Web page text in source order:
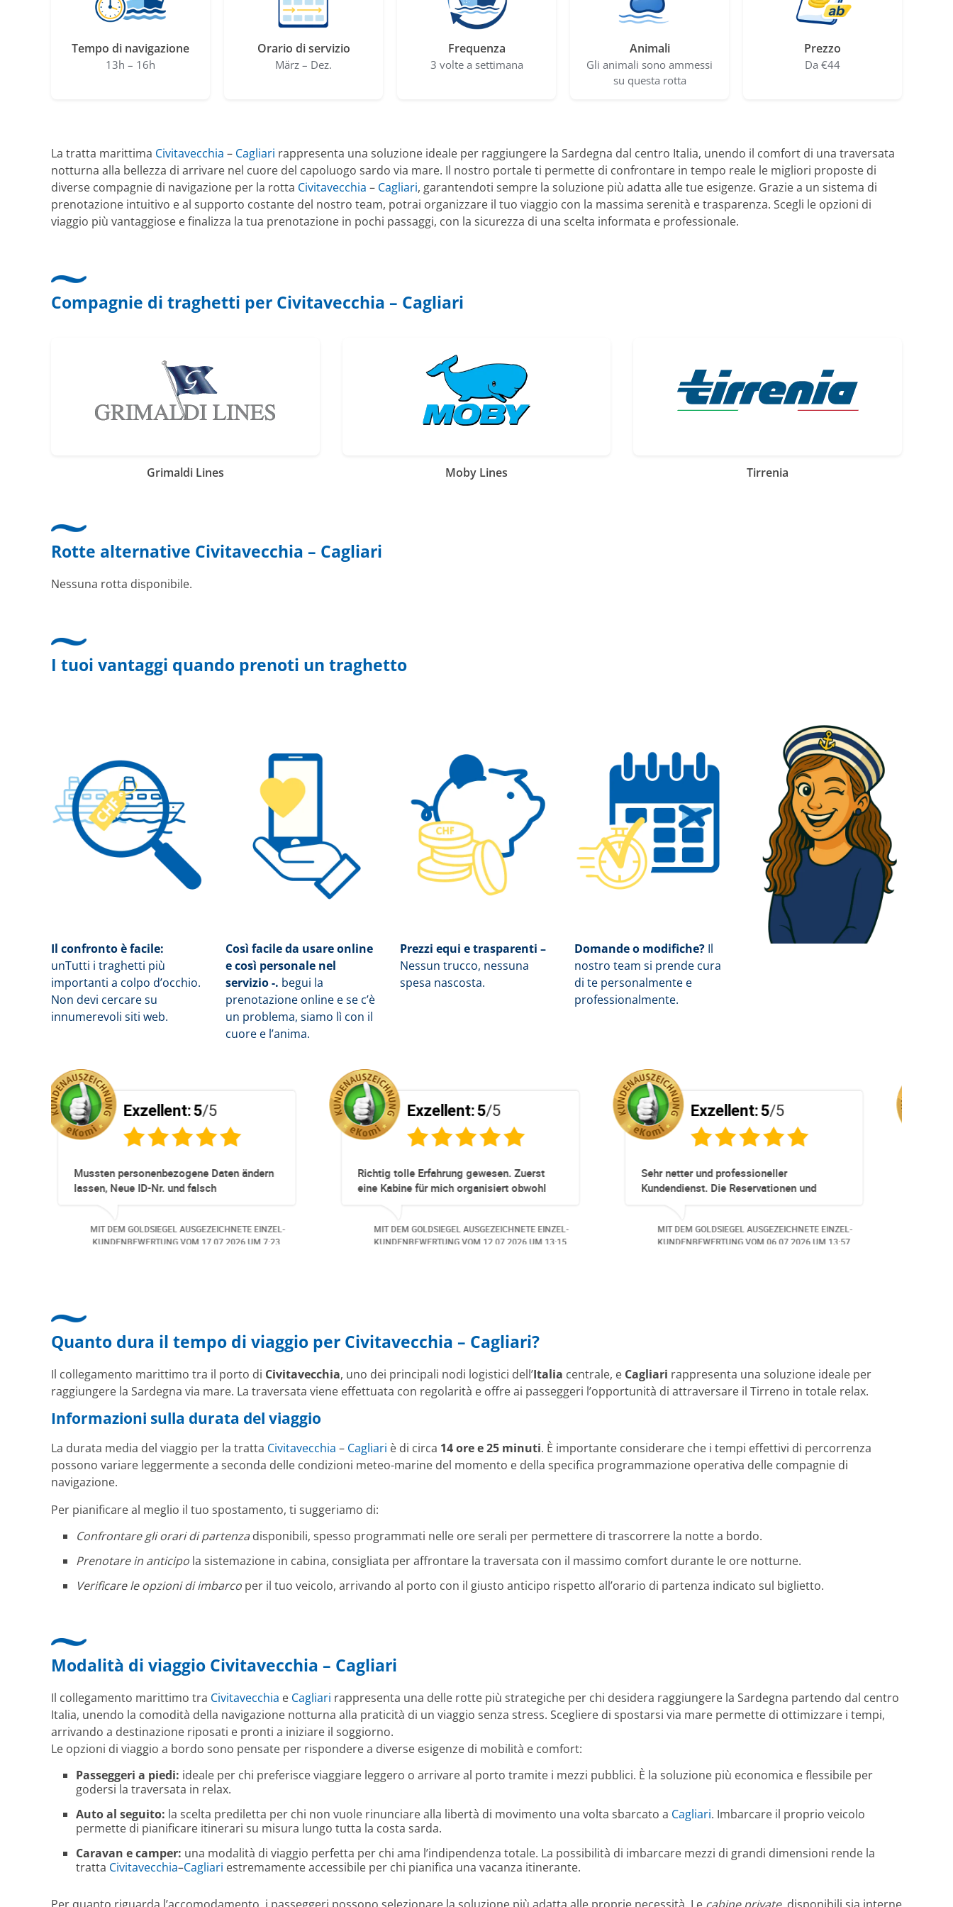
Tempo di navigazione
13h – 16h
Orario di servizio
März – Dez.
Frequenza
3 volte a settimana
Animali
Gli animali sono ammessi
su questa rotta
Prezzo
Da €44
La tratta marittima Civitavecchia – Cagliari rappresenta una soluzione ideale per raggiungere la Sardegna dal centro Italia, unendo il comfort di una traversata
notturna alla bellezza di arrivare nel cuore del capoluogo sardo via mare. Il nostro portale ti permette di confrontare in tempo reale le migliori proposte di
diverse compagnie di navigazione per la rotta Civitavecchia – Cagliari, garantendoti sempre la soluzione più adatta alle tue esigenze. Grazie a un sistema di
prenotazione intuitivo e al supporto costante del nostro team, potrai organizzare il tuo viaggio con la massima serenità e trasparenza. Scegli le opzioni di
viaggio più vantaggiose e finalizza la tua prenotazione in pochi passaggi, con la sicurezza di una scelta informata e professionale.
Compagnie di traghetti per Civitavecchia – Cagliari
Grimaldi Lines Moby Lines Tirrenia
Rotte alternative Civitavecchia – Cagliari
Nessuna rotta disponibile.
I tuoi vantaggi quando prenoti un traghetto
Il confronto è facile:
unTutti i traghetti più
importanti a colpo d’occhio.
Non devi cercare su
innumerevoli siti web.
Così facile da usare online
e così personale nel
servizio -. begui la
prenotazione online e se c’è
un problema, siamo lì con il
cuore e l’anima.
Prezzi equi e trasparenti –
Nessun trucco, nessuna
spesa nascosta.
Domande o modifiche? Il
nostro team si prende cura
di te personalmente e
professionalmente.
Auch aus
EINZEL-
UM 13:57.
Super Service. Schnell und unkompliziert!
MIT DEM GOLDSIEGEL AUSGEZEICHNETE EINZEL-
KUNDENBEWERTUNG VOM
UM 14:07.
Totz keinem Premium Zuggang hat unsere
Umbuchung perfekt und Zeitnah geklappt -
Danke speziell den 3 Damen!!!
MIT DEM GOLDSIEGEL AUSGEZEICHNETE EINZEL-
KUNDENBEWERTUNG VOM
UM 16:05.
Sehr empfehlenswerter Service! Die
gesamte Abwicklung verlief schnell,
reagiert und individuelle Anpassungen
wurden kundenorientiert umgesetzt. Die
MIT DEM GOLDSIEGEL AUSGEZEICHNETE
KUNDENBEWERTUNG VOM
Quanto dura il tempo di viaggio per Civitavecchia – Cagliari?
Il collegamento marittimo tra il porto di Civitavecchia, uno dei principali nodi logistici dell’Italia centrale, e Cagliari rappresenta una soluzione ideale per
raggiungere la Sardegna via mare. La traversata viene effettuata con regolarità e offre ai passeggeri l’opportunità di attraversare il Tirreno in totale relax.
Informazioni sulla durata del viaggio
La durata media del viaggio per la tratta Civitavecchia – Cagliari è di circa 14 ore e 25 minuti. È importante considerare che i tempi effettivi di percorrenza
possono variare leggermente a seconda delle condizioni meteo-marine del momento e della specifica programmazione operativa delle compagnie di
navigazione.
Per pianificare al meglio il tuo spostamento, ti suggeriamo di:
Confrontare gli orari di partenza disponibili, spesso programmati nelle ore serali per permettere di trascorrere la notte a bordo.
Prenotare in anticipo la sistemazione in cabina, consigliata per affrontare la traversata con il massimo comfort durante le ore notturne.
Verificare le opzioni di imbarco per il tuo veicolo, arrivando al porto con il giusto anticipo rispetto all’orario di partenza indicato sul biglietto.
Modalità di viaggio Civitavecchia – Cagliari
Il collegamento marittimo tra Civitavecchia e Cagliari rappresenta una delle rotte più strategiche per chi desidera raggiungere la Sardegna partendo dal centro
Italia, unendo la comodità della navigazione notturna alla praticità di un viaggio senza stress. Scegliere di spostarsi via mare permette di ottimizzare i tempi,
arrivando a destinazione riposati e pronti a iniziare il soggiorno.
Le opzioni di viaggio a bordo sono pensate per rispondere a diverse esigenze di mobilità e comfort:
Passeggeri a piedi: ideale per chi preferisce viaggiare leggero o arrivare al porto tramite i mezzi pubblici. È la soluzione più economica e flessibile per
godersi la traversata in relax.
Auto al seguito: la scelta prediletta per chi non vuole rinunciare alla libertà di movimento una volta sbarcato a Cagliari. Imbarcare il proprio veicolo
permette di pianificare itinerari su misura lungo tutta la costa sarda.
Caravan e camper: una modalità di viaggio perfetta per chi ama l’indipendenza totale. La possibilità di imbarcare mezzi di grandi dimensioni rende la
tratta Civitavecchia–Cagliari estremamente accessibile per chi pianifica una vacanza itinerante.